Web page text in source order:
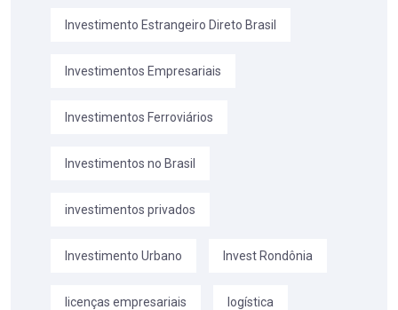
Investimento Estrangeiro Direto Brasil
Investimentos Empresariais
Investimentos Ferroviários
Investimentos no Brasil
investimentos privados
Investimento Urbano Invest Rondônia
licenças empresariais logística